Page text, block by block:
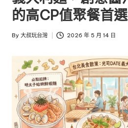
台
灣
把
全
景
食、
交
通、
停
車
的高CP值聚餐首選
Posted
By 大叔玩台灣 2026 年 5 月 14 日